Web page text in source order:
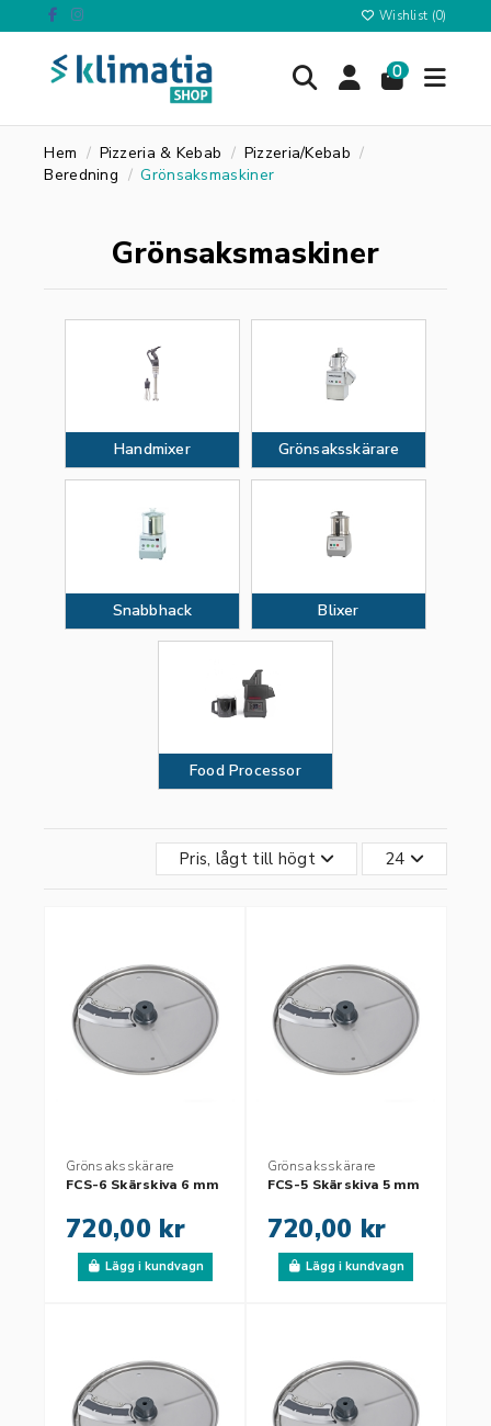
Wishlist (0)
0
Hem Pizzeria & Kebab
Pizzeria/Kebab
Beredning
Grönsaksmaskiner
Grönsaksmaskiner
Handmixer Grönsaksskärare
Snabbhack Blixer
Food Processor
Pris, lågt till högt 24
Grönsaksskärare
FCS-6 Skärskiva 6 mm
720,00 kr
Lägg i kundvagn
Grönsaksskärare
FCS-5 Skärskiva 5 mm
720,00 kr
Lägg i kundvagn